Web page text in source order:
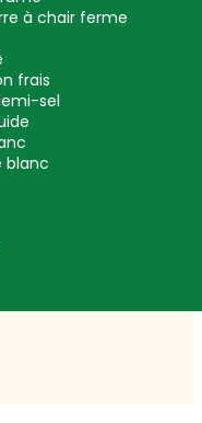
à chair ferme
frais
sel
blanc